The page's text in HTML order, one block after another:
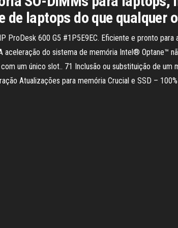
laptops do que qualquer
600 G5 #1P5E9EC. Eficiente e pronto
do sistema de memória Intel® Optane™
um único slot.. 71 Inclusão ou substituição de
Atualizações para memória Crucial e SSD –